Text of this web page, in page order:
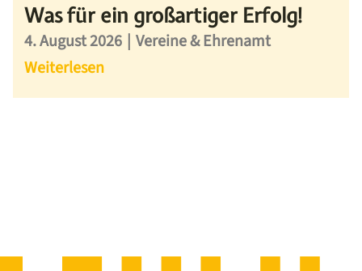
Was für ein großartiger Erfolg!
4. August 2026 | Vereine & Ehrenamt
Weiterlesen